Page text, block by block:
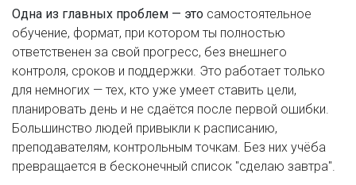
Одна из главных проблем — это самостоятельное
обучение, формат, при котором ты полностью
ответственен за свой прогресс, без внешнего
контроля, сроков и поддержки. Это работает только
для немногих — тех, кто уже умеет ставить цели,
планировать день и не сдаётся после первой ошибки.
Большинство людей привыкли к расписанию,
преподавателям, контрольным точкам. Без них учёба
превращается в бесконечный список "сделаю завтра".